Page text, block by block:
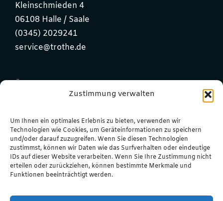
Zustimmung verwalten
Um Ihnen ein optimales Erlebnis zu bieten, verwenden wir
Technologien wie Cookies, um Geräteinformationen zu speichern
und/oder darauf zuzugreifen. Wenn Sie diesen Technologien
zustimmst, können wir Daten wie das Surfverhalten oder eindeutige
IDs auf dieser Website verarbeiten. Wenn Sie Ihre Zustimmung nicht
erteilen oder zurückziehen, können bestimmte Merkmale und
Funktionen beeinträchtigt werden.
Kleinschmieden 4
06108 Halle / Saale
(0345) 2029241
service@trothe.de
SA: 9.30 – 13.00 Uhr
Kontakt